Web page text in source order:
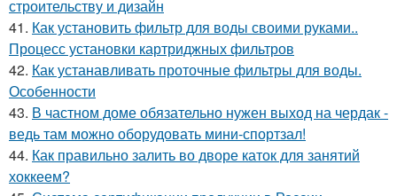
строительству и дизайн
41. Как установить фильтр для воды своими руками..
Процесс установки картриджных фильтров
42. Как устанавливать проточные фильтры для воды.
Особенности
43. В частном доме обязательно нужен выход на чердак -
ведь там можно оборудовать мини-спортзал!
44. Как правильно залить во дворе каток для занятий
хоккеем?